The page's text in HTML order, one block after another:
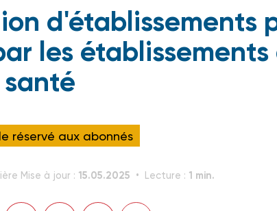
d'établissements
les établissements
santé
réservé aux abonnés
Mise à jour : 15.05.2025 Lecture : 1 min.